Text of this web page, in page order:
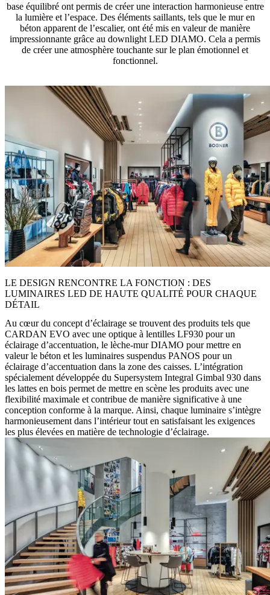
base équilibré ont permis de créer une interaction harmonieuse entre
la lumière et l’espace. Des éléments saillants, tels que le mur en
béton apparent de l’escalier, ont été mis en valeur de manière
impressionnante grâce au downlight LED DIAMO. Cela a permis
de créer une atmosphère touchante sur le plan émotionnel et
fonctionnel.
LE DESIGN RENCONTRE LA FONCTION : DES
LUMINAIRES LED DE HAUTE QUALITÉ POUR CHAQUE
DÉTAIL
Au cœur du concept d’éclairage se trouvent des produits tels que
CARDAN EVO avec une optique à lentilles LF930 pour un
éclairage d’accentuation, le lèche-mur DIAMO pour mettre en
valeur le béton et les luminaires suspendus PANOS pour un
éclairage d’accentuation dans la zone des caisses. L’intégration
spécialement développée du Supersystem Integral Gimbal 930 dans
les lattes en bois permet de mettre en scène les produits avec une
flexibilité maximale et contribue de manière significative à une
conception conforme à la marque. Ainsi, chaque luminaire s’intègre
harmonieusement dans l’intérieur tout en satisfaisant les exigences
les plus élevées en matière de technologie d’éclairage.